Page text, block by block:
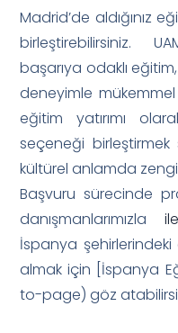
Madrid’de aldığınız
birleştirebilirsiniz.
başarıya odaklı
deneyimle mükemmel
eğitim yatırımı
seçeneği
kültürel anlamda
Başvuru sürecinde
danışmanlarımızla
İspanya şehirlerindeki
almak için [İspanya
to-page) göz